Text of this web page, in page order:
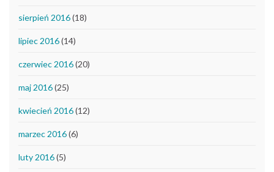
sierpień 2016(18)
lipiec 2016(14)
czerwiec 2016(20)
maj 2016(25)
kwiecień 2016(12)
marzec 2016(6)
luty 2016(5)